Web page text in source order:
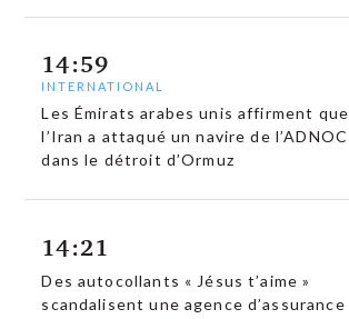
14:59
INTERNATIONAL
Les Émirats arabes unis affirment que
l’Iran a attaqué un navire de l’ADNOC
dans le détroit d’Ormuz
14:21
Des autocollants « Jésus t’aime »
scandalisent une agence d’assurance